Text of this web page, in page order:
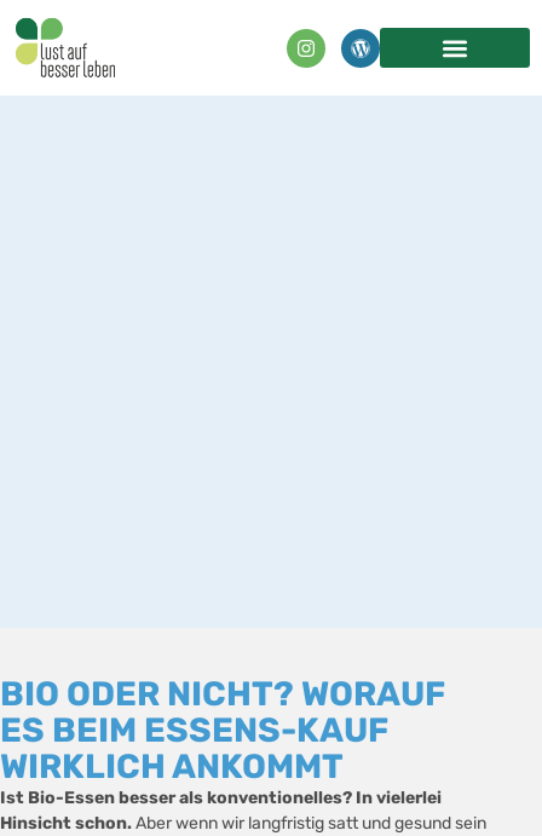
BIO ODER NICHT? WORAUF
ES BEIM ESSENS-KAUF
WIRKLICH ANKOMMT
Ist Bio-Essen besser als konventionelles? In vielerlei
Hinsicht schon.Aber wenn wir langfristig satt und gesund sein